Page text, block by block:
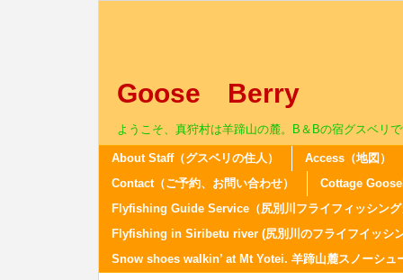
Goose Berry
ようこそ、真狩村は羊蹄山の麓。B＆Bの宿グスベリ
About Staff（グスベリの住人）
Access（地図）
Contact（ご予約、お問い合わせ）
Cottage
Flyfishing Guide Service（尻別川フライフィッシン
Flyfishing in Siribetu river (尻別川のフライフイッシ
Snow shoes walkin’ at Mt Yotei. 羊蹄山麓スノーシュ